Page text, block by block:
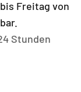
Freitag von
Stunden